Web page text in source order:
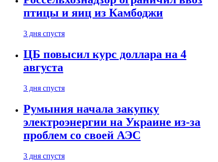
птицы и яиц из Камбоджи
3 дня спустя
ЦБ повысил курс доллара на 4
августа
3 дня спустя
Румыния начала закупку
электроэнергии на Украине из-за
проблем со своей АЭС
3 дня спустя